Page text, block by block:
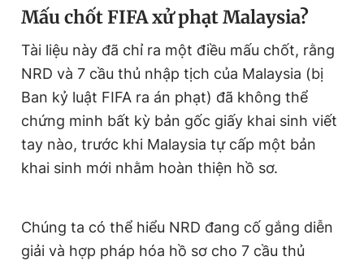
Mấu chốt FIFA xử phạt Malaysia?
Tài liệu này đã chỉ ra một điều mấu chốt, rằng
NRD và 7 cầu thủ nhập tịch của Malaysia (bị
Ban kỷ luật FIFA ra án phạt) đã không thể
chứng minh bất kỳ bản gốc giấy khai sinh viết
tay nào, trước khi Malaysia tự cấp một bản
khai sinh mới nhằm hoàn thiện hồ sơ.
Chúng ta có thể hiểu NRD đang cố gắng diễn
giải và hợp pháp hóa hồ sơ cho 7 cầu thủ